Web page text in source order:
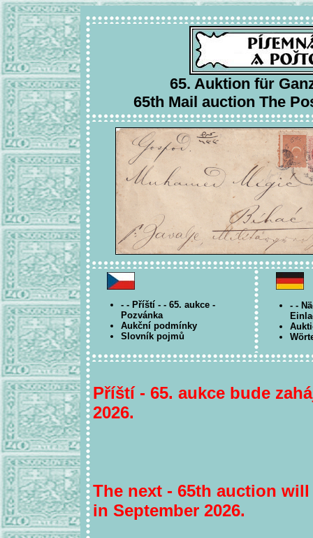
65. Auktion für
65th Mail auction The
- - Příští - - 65. aukce -
Pozvánka
Aukční podmínky
Slovník pojmů
- -
Příští - 65. aukce bude
2026.
The next - 65th auction
in September 2026.